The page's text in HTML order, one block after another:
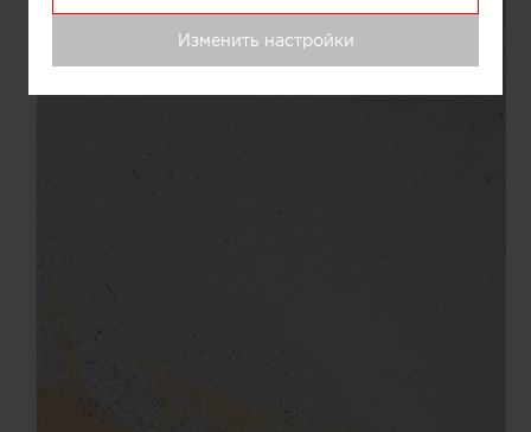
Изменить настройки